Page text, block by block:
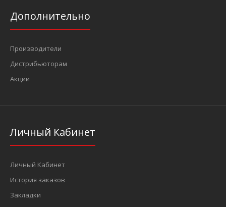
Дополнительно
Производители
Дистрибьюторам
Акции
Личный Кабинет
Личный Кабинет
История заказов
Закладки